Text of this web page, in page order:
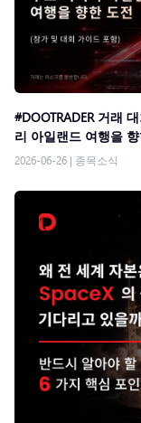
#DOOTRADER 거래
리 아일랜드 여행을
2026-06-26 | 종목소식